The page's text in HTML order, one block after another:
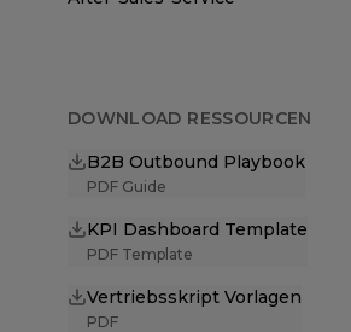
DOWNLOAD RESSOURCEN
B2B Outbound Playbook
PDF Guide
KPI Dashboard Template
PDF Template
Vertriebsskript Vorlagen
PDF